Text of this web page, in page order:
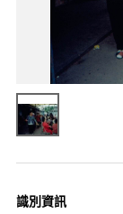
識別資訊